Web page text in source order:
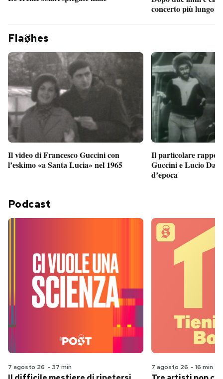
concerto più lungo
Fla hes
Il video di Francesco Guccini con
l’eskimo «a Santa Lucia» nel 1965
Il particolare
Guccini e Lucio
d’epoca
Podcast
7 agosto 26 - 37 min 7 agosto 26 - 16 min